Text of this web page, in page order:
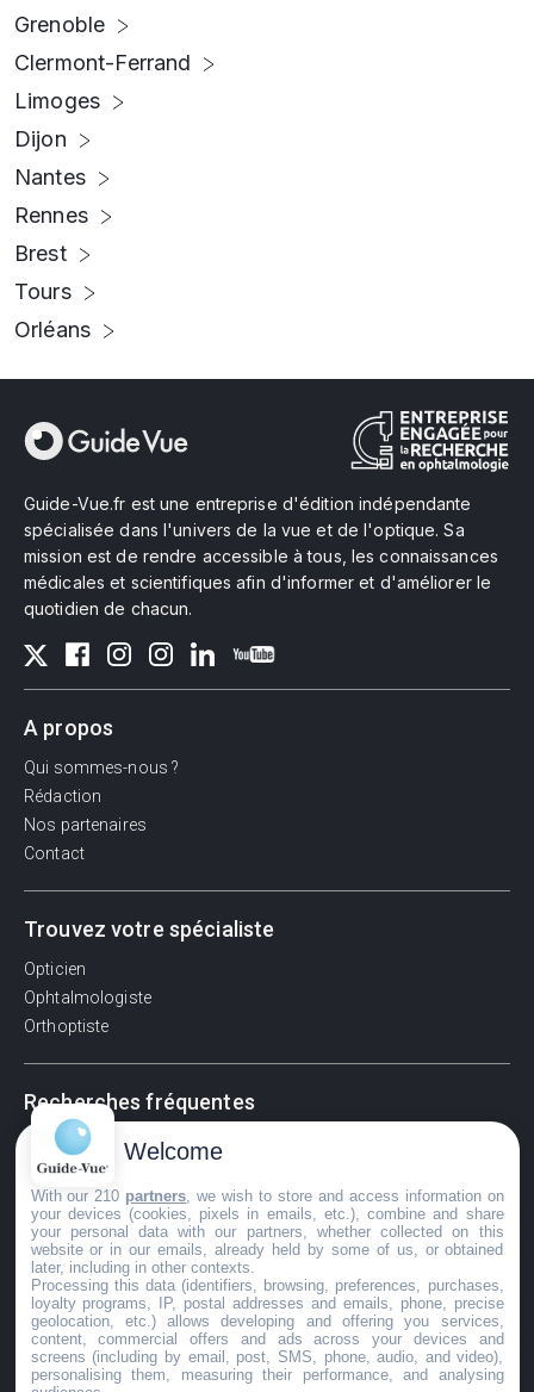
Grenoble
Clermont-Ferrand
Limoges
Dijon
Nantes
Rennes
Brest
Tours
Orléans
Guide-Vue.fr est une entreprise d'édition indépendante
spécialisée dans l'univers de la vue et de l'optique. Sa
mission est de rendre accessible à tous, les connaissances
médicales et scientifiques afin d'informer et d'améliorer le
quotidien de chacun.
A propos
Qui sommes-nous ?
Rédaction
Nos partenaires
Contact
Trouvez votre spécialiste
Opticien
Ophtalmologiste
Orthoptiste
Recherches fréquentes
Pathologies adultes
Signes d'une urgence ophtalmologique
La vision
Acuité visuelle
Myosis / mydriase
Œdème oculaire
©GuideVue2024
Welcome
With our 210 partners , we wish to store and access information on
your devices (cookies, pixels in emails, etc.), combine and share
your personal data with our partners, whether collected on this
website or in our emails, already held by some of us, or obtained
later, including in other contexts.
Processing this data (identifiers, browsing, preferences, purchases,
loyalty programs, IP, postal addresses and emails, phone, precise
geolocation, etc.) allows developing and offering you services,
content, commercial offers and ads across your devices and
screens (including by email, post, SMS, phone, audio, and video),
personalising them, measuring their performance, and analysing